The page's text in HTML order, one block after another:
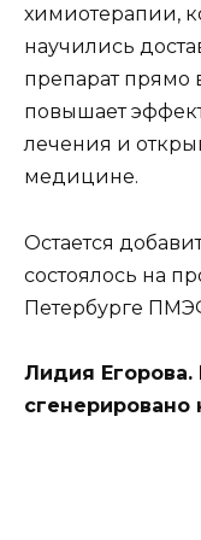
химиотерапии,
научились
препарат прямо
повышает
лечения и
медицине.
Остается
состоялось на
Петербурге
Лидия
сгенерировано